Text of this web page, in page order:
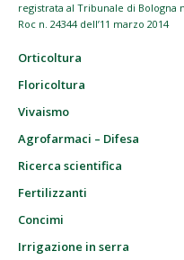
registrata al Tribunale di Bologna
Roc n. 24344 dell’11 marzo 2014
Orticoltura
Floricoltura
Vivaismo
Agrofarmaci – Difesa
Ricerca scientifica
Fertilizzanti
Concimi
Irrigazione in serra